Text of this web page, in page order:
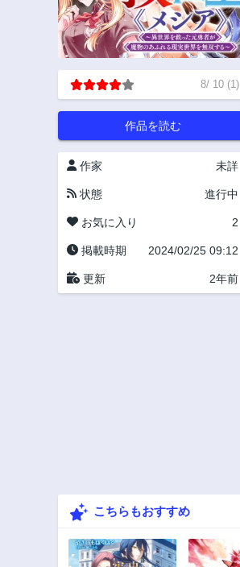
8/ 10 (1)
作品を読む
作家 未詳
状態 進行中
お気に入り 2
掲載時期 2024/02/25 09:12
更新 2年前
こちらもおすすめ